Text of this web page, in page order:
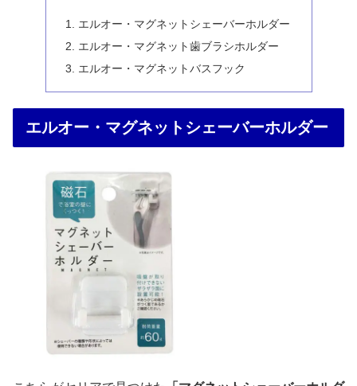
エルオー・マグネットシェーバーホルダー
エルオー・マグネット歯ブラシホルダー
エルオー・マグネットバスフック
エルオー・マグネットシェーバーホルダー